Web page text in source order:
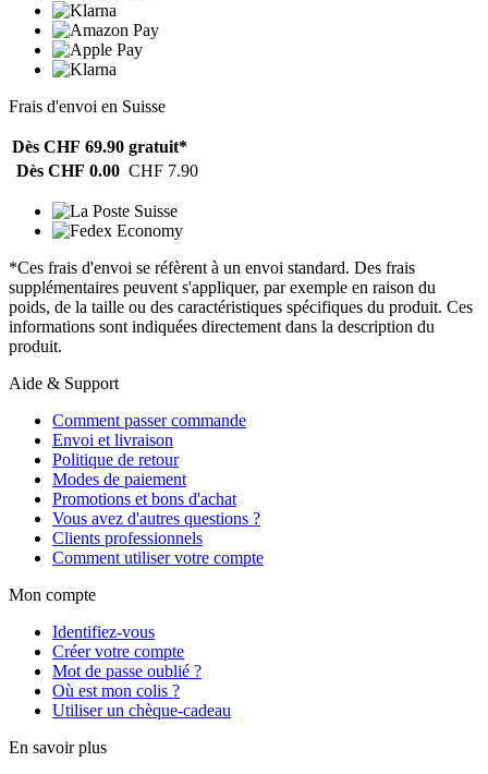
Frais d'envoi en Suisse
Dès CHF 69.90 gratuit*
Dès CHF 0.00 CHF 7.90
*Ces frais d'envoi se réfèrent à un envoi standard. Des frais
supplémentaires peuvent s'appliquer, par exemple en raison du
poids, de la taille ou des caractéristiques spécifiques du produit. Ces
informations sont indiquées directement dans la description du
produit.
Aide & Support
Comment passer commande
Envoi et livraison
Politique de retour
Modes de paiement
Promotions et bons d'achat
Vous avez d'autres questions ?
Clients professionnels
Comment utiliser votre compte
Mon compte
Identifiez-vous
Créer votre compte
Mot de passe oublié ?
Où est mon colis ?
Utiliser un chèque-cadeau
En savoir plus